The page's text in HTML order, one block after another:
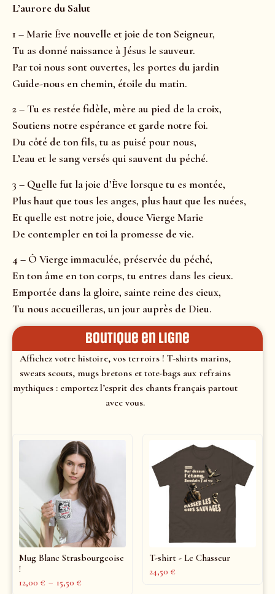
L’aurore du Salut
1 – Marie Ève nouvelle et joie de ton Seigneur,
Tu as donné naissance à Jésus le sauveur.
Par toi nous sont ouvertes, les portes du jardin
Guide-nous en chemin, étoile du matin.
2 – Tu es restée fidèle, mère au pied de la croix,
Soutiens notre espérance et garde notre foi.
Du côté de ton fils, tu as puisé pour nous,
L’eau et le sang versés qui sauvent du péché.
3 – Quelle fut la joie d’Ève lorsque tu es montée,
Plus haut que tous les anges, plus haut que les nuées,
Et quelle est notre joie, douce Vierge Marie
De contempler en toi la promesse de vie.
4 – Ô Vierge immaculée, préservée du péché,
En ton âme en ton corps, tu entres dans les cieux.
Emportée dans la gloire, sainte reine des cieux,
Tu nous accueilleras, un jour auprès de Dieu.
Boutique en ligne
Affichez votre histoire, vos terroirs ! T-shirts marins,
sweats scouts, mugs bretons et tote-bags aux refrains
mythiques : emportez l’esprit des chants français partout
avec vous.
Mug Blanc Strasbourgeoise
!
12,00 € – 15,50 €
T-shirt - Le Chasseur
24,50 €